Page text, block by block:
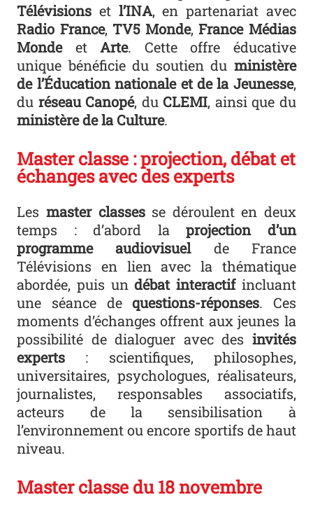
Télévisions et l’INA, en partenariat avec
Radio France, TV5 Monde,France Médias
MondeetArte. Cette offre éducative
unique bénéficie du soutien du ministère
de l’Éducation nationale et de la Jeunesse,
du réseau Canopé, duCLEMI, ainsi que du
ministère de la Culture.
Master classe : projection, débat et
échanges avec des experts
Les master classesse déroulent en deux
temps : d’abord laprojection d’un
programme audiovisuelde France
Télévisions en lien avec la thématique
abordée, puis undébat interactifincluant
une séance dequestions-réponses. Ces
moments d’échanges offrent aux jeunes la
possibilité de dialoguer avec des invités
experts : scientifiques, philosophes,
universitaires, psychologues, réalisateurs,
journalistes, responsables associatifs,
acteurs de la sensibilisation à
l’environnement ou encore sportifs de haut
niveau.
Master classe du 18 novembre